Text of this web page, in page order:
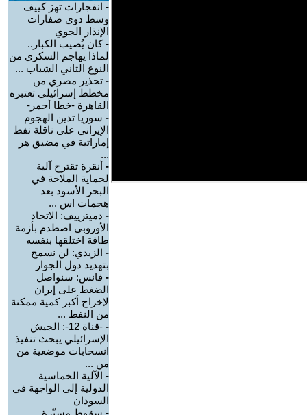
- انفجارات تهز كييف
وسط دوي صفارات
الإنذار الجوي
-كان يُصيب الكبار..
لماذا يهاجم السكري من
النوع الثاني الشباب ...
- تحذير مصري من
مخطط إسرائيلي تعتبره
القاهرة -خطا أحمر-
- سوريا تدين الهجوم
الإيراني على ناقلة نفط
إماراتية في مضيق هر
...
- أنقرة تقترح آلية
لحماية الملاحة في
البحر الأسود بعد
هجمات اس ...
- دميترييف: الاتحاد
الأوروبي اصطدم بأزمة
طاقة اختلقها بنفسه
- الزيدي: لن نسمح
بتهديد دول الجوار
- فانس: سنواصل
الضغط على إيران
لإخراج أكبر كمية ممكنة
من النفط ...
-
-قناة 12-: الجيش
الإسرائيلي يبحث تنفيذ
انسحابات موضعية من
من ...
- الآلية الخماسية
الدولية إلى الواجهة في
السودان
- سقوط مسيّرة